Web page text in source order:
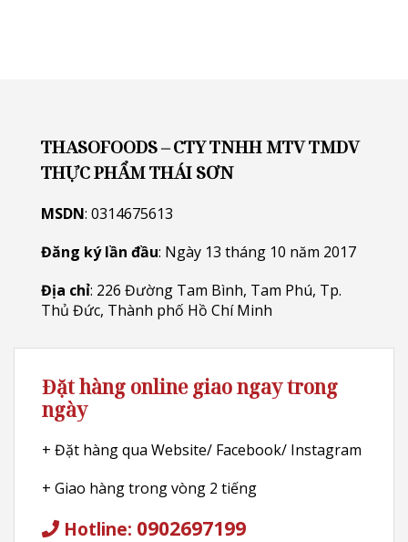
THASOFOODS – CTY TNHH MTV TMDV
THỰC PHẨM THÁI SƠN
MSDN: 0314675613
Đăng ký lần đầu: Ngày 13 tháng 10 năm 2017
Địa chỉ: 226 Đường Tam Bình, Tam Phú, Tp.
Thủ Đức, Thành phố Hồ Chí Minh
Đặt hàng online giao ngay trong
ngày
+ Đặt hàng qua Website/ Facebook/ Instagram
+ Giao hàng trong vòng 2 tiếng
Hotline: 0902697199